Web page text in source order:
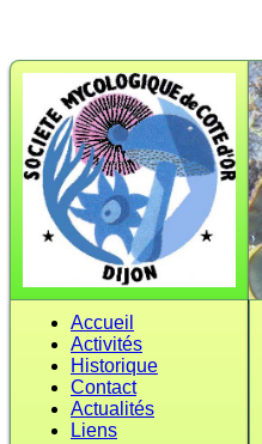
Accueil
Activités
Historique
Contact
Actualités
Liens